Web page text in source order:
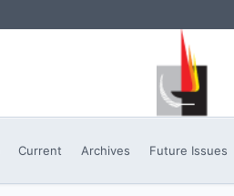
Current Archives Future Issues